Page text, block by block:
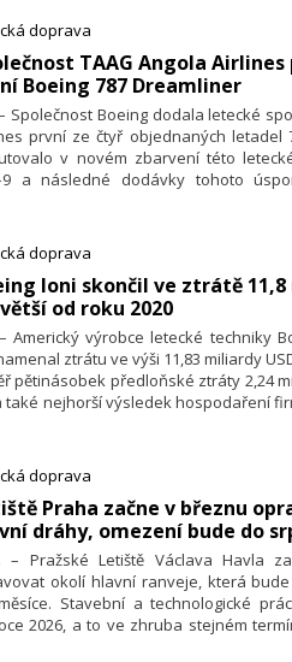
Evropské letecké společnosti,
navigačních služeb a civilní
seznam politických
komisi – spolu s aktualizací
Cíl 2050 – Cesta k
(Destination 2050 — A Route
doprava
TAAG Angola
Boeing 787 Dreamliner
Společnost Boeing dodala letecké
první ze čtyř objednaných letadel
v novém zbarvení této
a následné dodávky tohoto
a obchodu s nejmodernějším
Uvedla to společnost Boeing
doprava
loni skončil ve ztrátě 11,8
od roku 2020
Americký výrobce letecké techniky
ztrátu ve výši 11,83 miliardy
pětinásobek předloňské ztráty 2,24
také nejhorší výsledek hospodaření
doprava
Praha začne v březnu
dráhy, omezení bude do
– Pražské Letiště Václava Havla
okolí hlavní ranveje, která
Stavební a technologické
2026, a to ve zhruba stejném